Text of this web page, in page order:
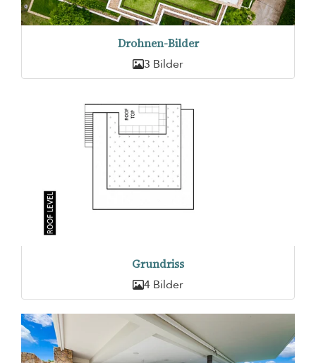
Drohnen-Bilder
3 Bilder
Grundriss
4 Bilder